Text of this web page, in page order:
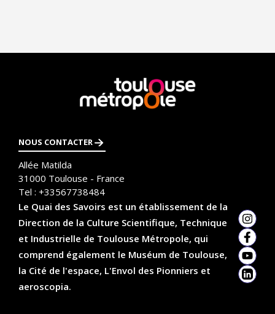
En
savoir
plus
NOUS CONTACTER
Allée Matilda
31000 Toulouse - France
Tel : +33567738484
Le Quai des Savoirs est un établissement de la
Direction de la Culture Scientifique, Technique
et Industrielle de Toulouse Métropole, qui
comprend également le Muséum de Toulouse,
la Cité de l'espace, L'Envol des Pionniers et
aeroscopia.